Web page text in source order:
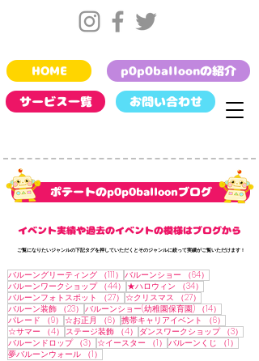
お問い合わせ
HOME
サービス一覧
p0p0balloonの紹介
​ポテートのp0p0balloonブログ
​イベント実績や過去のイベントの模様はブログから
​ご覧になりたいジャンルの下記タグを押していただくとそのジャンルに絞って実績がご覧いただけます !
バルーングリーティング （111） 111件の記事
バルーンショー （64） 64件の記事
バルーンワークショップ （44） 44件の記事
★ハロウィン （34） 34件の記事
バルーンフォトスポット
（27） 27件の記事
☆クリスマス （27） 27件の記事
バルーン装飾 （23） 23件の記事
バルーンショー(幼稚園保育園) （14） 14件の記事
パレード
（9） 9件の記事
☆お正月 （6） 6件の記事
携帯キャリアイベント （6） 6件の記事
☆サマー
（4） 4件の記事
ステージ装飾 （4） 4件の記事
ダンスワークショップ （3） 3件
バルーンドロップ （3） 3件の記事
☆イースター （1） 1件の記事
バルーンくじ （1） 1件の
夢バルーンウォール （1） 1件の記事